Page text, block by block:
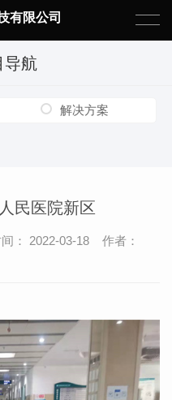
有限公司
导航
解决方案
民医院新区
： 2022-03-18 作者：